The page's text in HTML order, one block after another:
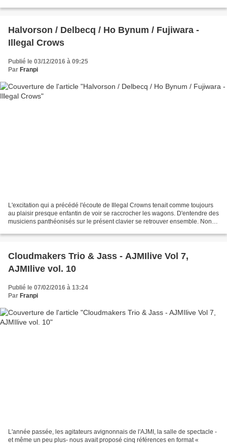
Halvorson / Delbecq / Ho Bynum / Fujiwara -
Illegal Crows
Publié le 03/12/2016 à 09:25
Par Franpi
L'excitation qui a précédé l'écoute de Illegal Crowns tenait comme toujours
au plaisir presque enfantin de voir se raccrocher les wagons. D'entendre des
musiciens panthéonisés sur le présent clavier se retrouver ensemble. Non
Cloudmakers Trio & Jass - AJMIlive Vol 7,
AJMIlive vol. 10
Publié le 07/02/2016 à 13:24
Par Franpi
L'année passée, les agitateurs avignonnais de l'AJMI, la salle de spectacle -
et même un peu plus- nous avait proposé cinq références en format «